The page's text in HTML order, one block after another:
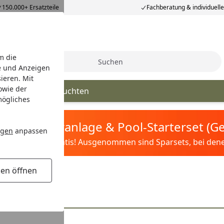
die
und Anzeigen
Mit
der
anpassen
öffnen
150.000+ Ersatzteile Fachberatung &
Suche
& Hängeleuchten
Sandfilteranlage & Pool-Starterset
Filter&Pflege gratis! Ausgenommen sind Sparsets, bei